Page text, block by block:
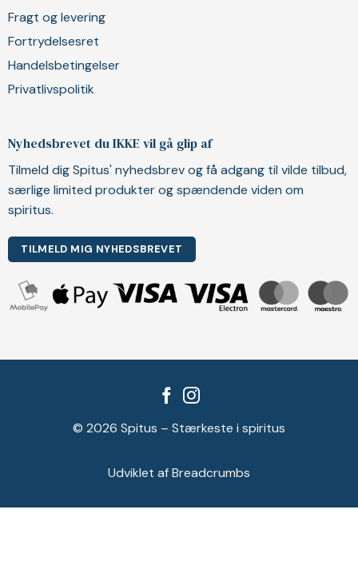
Fragt og levering
Fortrydelsesret
Handelsbetingelser
Privatlivspolitik
Nyhedsbrevet du IKKE vil gå glip af
Tilmeld dig Spitus' nyhedsbrev og få adgang til vilde tilbud,
særlige limited produkter og spændende viden om
spiritus.
TILMELD MIG NYHEDSBREVET
© 2026 Spitus – Stærkeste i spiritus
Udviklet af Breadcrumbs